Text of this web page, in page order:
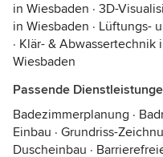
in Wiesbaden · 3D-
in Wiesbaden · Lüftungs-
· Klär- & Abwassertechnik
Wiesbaden
Passende
Badezimmerplanung ·
Einbau · Grundriss-
Duscheinbau ·